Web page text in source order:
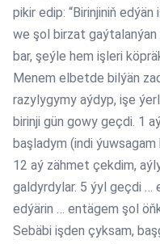
pikir edip: “Birinjiniň
we şol birzat gaýtalanýan
bar, şeýle hem işleri
Menem elbetde bilýän
razylygymy aýdyp, işe
birinji gün gowy geçdi. 1
başladym (indi
12 aý zähmet çekdim,
galdyrdylar. 5 ýyl geçdi …
edýärin … entägem şol
Sebäbi işden çyksam,